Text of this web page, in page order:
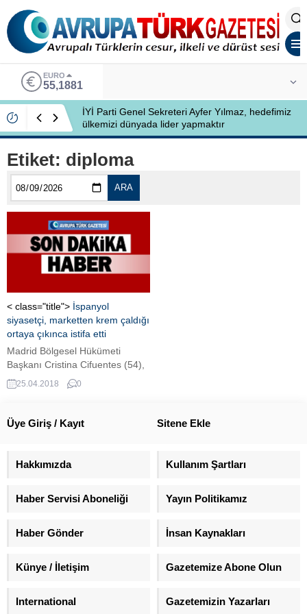
EURO
55,1881
İYİ Parti Genel Sekreteri Ayfer Yılmaz, hedefimiz
ülkemizi dünyada lider yapmaktır
Etiket: diploma
ARA
< class="title"> İspanyol
siyasetçi, marketten krem çaldığı
ortaya çıkınca istifa etti
Madrid Bölgesel Hükümeti
Başkanı Cristina Cifuentes (54),
2011 yılında bir marketten krem
çaldığına dair görüntülerin
etti. Cifuentes’in yüksek lisans
diplomasının da sahte olduğu
Hükümeti Başkanı Cristina
gibi iddialar nedeniyle istifa etti.
25.04.2018 0
Üye Giriş / Kayıt Sitene Ekle
Hakkımızda Kullanım Şartları
Haber Servisi Aboneliği Yayın Politikamız
Haber Gönder İnsan Kaynakları
Künye / İletişim Gazetemize Abone Olun
International Gazetemizin Yazarları